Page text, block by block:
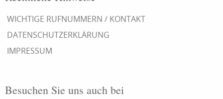
WICHTIGE RUFNUMMERN / KONTAKT
DATENSCHUTZERKLÄRUNG
IMPRESSUM
Besuchen Sie uns auch bei